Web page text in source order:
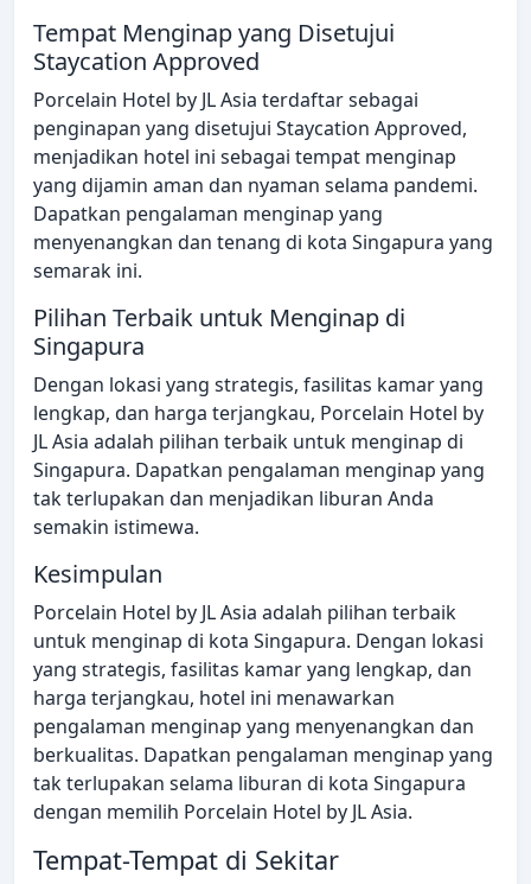
Tempat Menginap yang Disetujui
Staycation Approved
Porcelain Hotel by JL Asia terdaftar sebagai
penginapan yang disetujui Staycation Approved,
menjadikan hotel ini sebagai tempat menginap
yang dijamin aman dan nyaman selama pandemi.
Dapatkan pengalaman menginap yang
menyenangkan dan tenang di kota Singapura yang
semarak ini.
Pilihan Terbaik untuk Menginap di
Singapura
Dengan lokasi yang strategis, fasilitas kamar yang
lengkap, dan harga terjangkau, Porcelain Hotel by
JL Asia adalah pilihan terbaik untuk menginap di
Singapura. Dapatkan pengalaman menginap yang
tak terlupakan dan menjadikan liburan Anda
semakin istimewa.
Kesimpulan
Porcelain Hotel by JL Asia adalah pilihan terbaik
untuk menginap di kota Singapura. Dengan lokasi
yang strategis, fasilitas kamar yang lengkap, dan
harga terjangkau, hotel ini menawarkan
pengalaman menginap yang menyenangkan dan
berkualitas. Dapatkan pengalaman menginap yang
tak terlupakan selama liburan di kota Singapura
dengan memilih Porcelain Hotel by JL Asia.
Tempat-Tempat di Sekitar